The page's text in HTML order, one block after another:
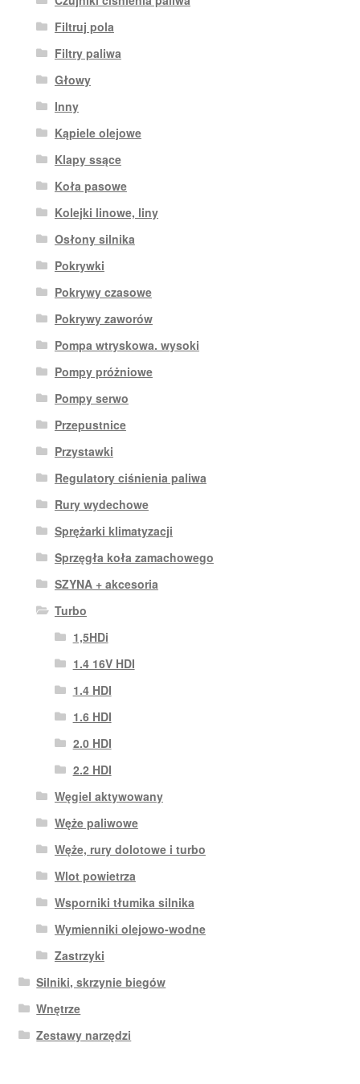
Filtruj pola
Filtry paliwa
Głowy
Inny
Kąpiele olejowe
Klapy ssące
Koła pasowe
Kolejki linowe, liny
Osłony silnika
Pokrywki
Pokrywy czasowe
Pokrywy zaworów
Pompa wtryskowa. wysoki
Pompy próżniowe
Pompy serwo
Przepustnice
Przystawki
Regulatory ciśnienia paliwa
Rury wydechowe
Sprężarki klimatyzacji
Sprzęgła koła zamachowego
SZYNA + akcesoria
Turbo
1,5HDi
1.4 16V HDI
1.4 HDI
1.6 HDI
2.0 HDI
2.2 HDI
Węgiel aktywowany
Węże paliwowe
Węże, rury dolotowe i turbo
Wlot powietrza
Wsporniki tłumika silnika
Wymienniki olejowo-wodne
Zastrzyki
Silniki, skrzynie biegów
Wnętrze
Zestawy narzędzi